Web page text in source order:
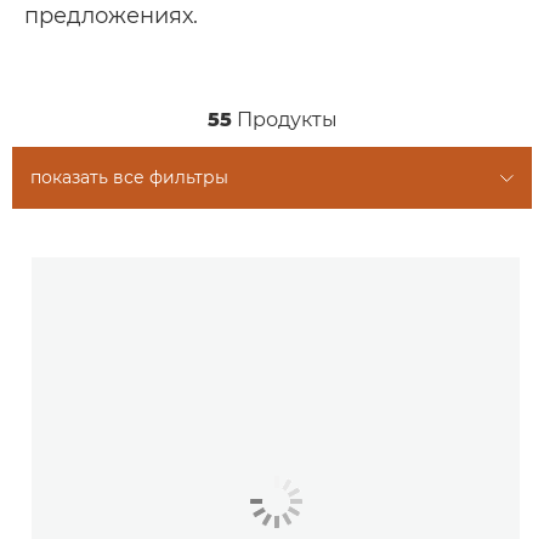
предложениях.
55 Продукты
показать все фильтры